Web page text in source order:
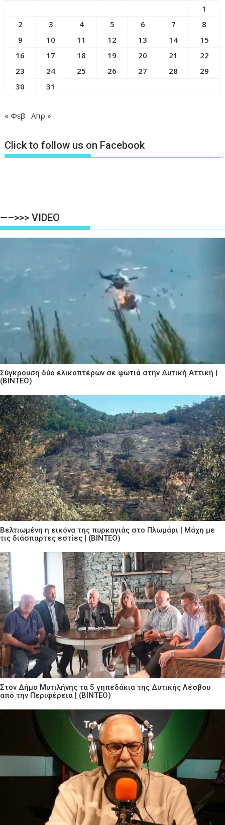
1
2
3 4 5 6 7
8
9
10 11 12 13 14
15
16
17 18 19 20 21
22
23
24 25 26 27 28
29
30
31
« Φεβ Απρ »
Click to follow us on Facebook
—–>>> VIDEO
Σύγκρουση δύο ελικοπτέρων σε φωτιά στην Δυτική Αττική |
(ΒΙΝΤΕΟ)
Βελτιωμένη η εικόνα της πυρκαγιάς στο Πλωμάρι | Μάχη με
τις διάσπαρτες εστίες | (ΒΙΝΤΕΟ)
Στον Δήμο Μυτιλήνης τα 5 γηπεδάκια της Δυτικής Λέσβου
από την Περιφέρεια | (ΒΙΝΤΕΟ)